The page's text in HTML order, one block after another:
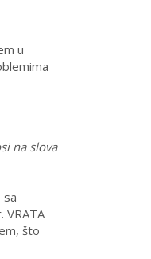
u
na slova
sa
VRATA
što